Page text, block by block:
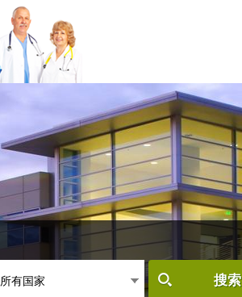
所有国家 搜